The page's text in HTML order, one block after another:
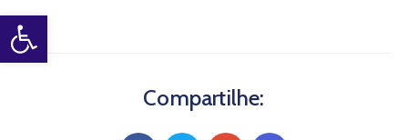
Open toolbar
Estrutura
Diário
Compartilhe: